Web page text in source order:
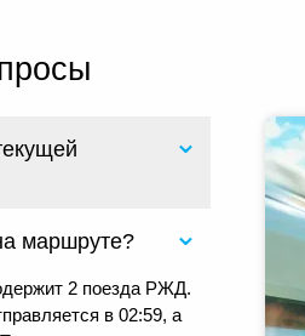
маршруте?
2 поезда РЖД.
в 02:59, а